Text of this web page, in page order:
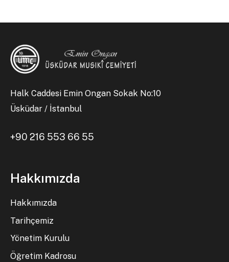
Halk Caddesi Emin Ongan Sokak No:10
Üsküdar / İstanbul
+90 216 553 66 55
Hakkımızda
Hakkımızda
Tarihçemiz
Yönetim Kurulu
Öğretim Kadrosu